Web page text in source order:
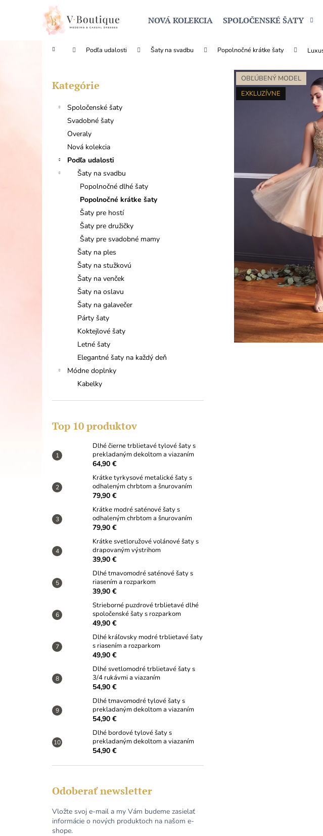
NOVÁ KOLEKCIA SPOLOČENSKÉ ŠATY
Domov Podľa udalosti Šaty na svadbu Popolnočné krátke šaty
Preskočiť
kategórie
Kategórie
Spoločenské šaty
Svadobné šaty
Overaly
Nová kolekcia
Podľa udalosti
Šaty na svadbu
Popolnočné dlhé šaty
Popolnočné krátke šaty
Šaty pre hostí
Šaty pre družičky
Šaty pre svadobné mamy
Šaty na ples
Šaty na stužkovú
Šaty na venček
Šaty na oslavu
Šaty na galavečer
Párty šaty
Koktejlové šaty
Letné šaty
Elegantné šaty na každý deň
Módne doplnky
Kabelky
Top 10 produktov
Dlhé čierne trblietavé tylové šaty s
prekladaným dekoltom a viazaním
64,90 €
Krátke tyrkysové metalické šaty s
odhaleným chrbtom a šnurovaním
79,90 €
Krátke modré saténové šaty s
odhaleným chrbtom a šnurovaním
79,90 €
Krátke svetloružové volánové šaty s
drapovaným výstrihom
39,90 €
Dlhé tmavomodré saténové šaty s
riasením a rozparkom
39,90 €
Strieborné puzdrové trblietavé dlhé
spoločenské šaty s rozparkom
49,90 €
Dlhé kráľovsky modré trblietavé šaty
s riasením a rozparkom
49,90 €
Dlhé svetlomodré trblietavé šaty s
3/4 rukávmi a viazaním
54,90 €
Dlhé tmavomodré tylové šaty s
prekladaným dekoltom a viazaním
54,90 €
Dlhé bordové tylové šaty s
prekladaným dekoltom a viazaním
54,90 €
Odoberať newsletter
Vložte svoj e-mail a my Vám budeme zasielať
informácie o nových produktoch na našom e-
shope.
OBĽÚBENÝ MODEL
EXKLUZÍVNE
Späť
Späť
Čo
DLHÉ ČIERNE TRBLIETAVÉ TYLOVÉ
ŠATY S PREKLADANÝM DEKOLTOM A
VIAZANÍM
64,90 €
KRÁTKE TYRKYSOVÉ
S ODHALENÝM
79,90 €